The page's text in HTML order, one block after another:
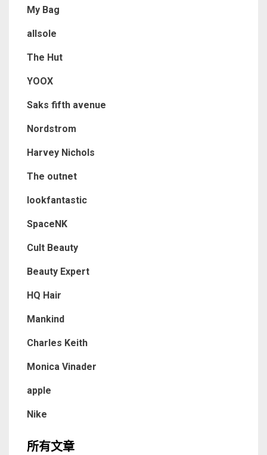
My Bag
allsole
The Hut
YOOX
Saks fifth avenue
Nordstrom
Harvey Nichols
The outnet
lookfantastic
SpaceNK
Cult Beauty
Beauty Expert
HQ Hair
Mankind
Charles Keith
Monica Vinader
apple
Nike
所有文章